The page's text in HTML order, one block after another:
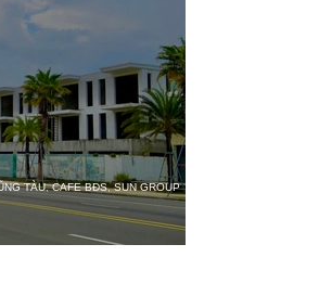
TÀU,CAFE BĐS,SUN GROUP